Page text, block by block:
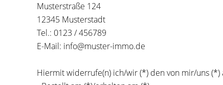
Musterstraße 124
12345 Musterstadt
Tel.: 0123 / 456789
E-Mail: info@muster-immo.de
Hiermit widerrufe(n) ich/wir (*) den von mir/uns